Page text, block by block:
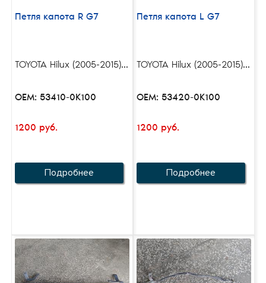
Петля капота R G7
TOYOTA Hilux (2005-2015)...
OEM: 53410-0K100
1200 руб.
Подробнее
Петля капота L G7
TOYOTA Hilux (2005-2015)...
OEM: 53420-0K100
1200 руб.
Подробнее